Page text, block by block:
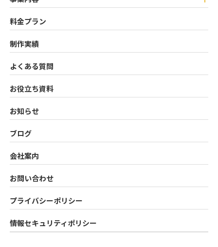
料金プラン
制作実績
よくある質問
お役立ち資料
お知らせ
ブログ
会社案内
お問い合わせ
プライバシーポリシー
情報セキュリティポリシー